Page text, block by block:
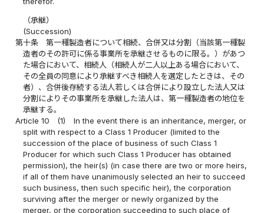
（承継）
(Succession)
第十条
第一種製造者について相続、合併又は分割（当該第一種製
造者のその許可に係る事業所を承継させるものに限る。）があつ
た場合において、相続人（相続人が二人以上ある場合において、
その全員の同意により承継すべき相続人を選定したときは、その
者）、合併後存続する法人若しくは合併により設立した法人又は
分割によりその事業所を承継した法人は、第一種製造者の地位を
承継する。
Article 10
(1)
In the event there is an inheritance, merger, or
split with respect to a Class 1 Producer (limited to the
succession of the place of business of such Class 1
Producer for which such Class 1 Producer has obtained
permission), the heir(s) (in case there are two or more heirs,
if all of them have unanimously selected an heir to succeed
such business, then such specific heir), the corporation
surviving after the merger or newly organized by the
merger, or the corporation succeeding to such place of